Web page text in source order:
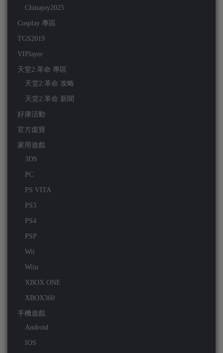
Chinajoy2025
Cosplay 專區
TGS2019
VIPlayer
天堂2:革命 專區
天堂2:革命 攻略
天堂2:革命 新聞
好康活動
官方虛寶
家用遊戲
3DS
PC
PS VITA
PS3
PS4
PSP
Wii
Wiiu
XBOX ONE
XBOX360
手機遊戲
Android
IOS